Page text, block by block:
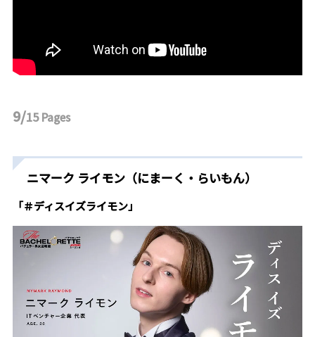
9/15Pages
ニマーク ライモン（にまーく・らいもん）
「＃ディスイズライモン」